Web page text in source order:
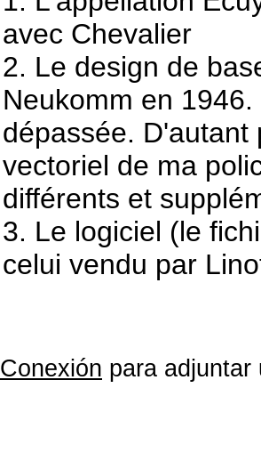
avec Chevalier
2. Le design de
Neukomm en
dépassée. D'autant
vectoriel de ma
différents et
3. Le logiciel (le
celui vendu par
Conexión para adjuntar